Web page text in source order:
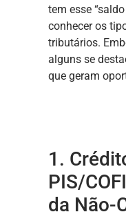
tem esse
conhecer os
tributários.
alguns se
que geram
1.
PIS/
da Não-